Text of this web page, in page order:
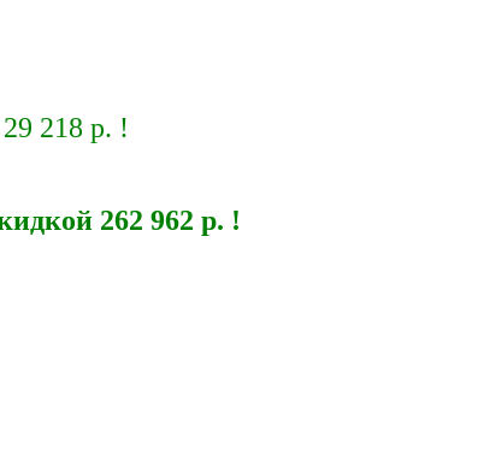
218 р. !
262 962 р. !